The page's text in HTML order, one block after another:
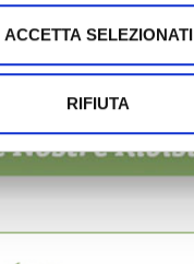
ACCETTA SELEZIONATI
RIFIUTA